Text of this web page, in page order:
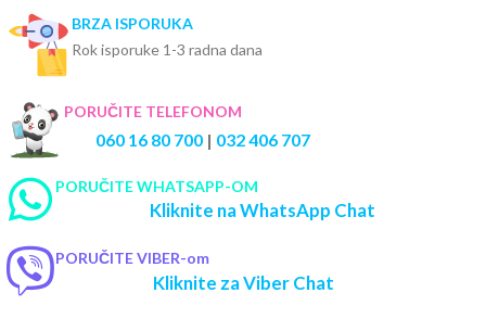
BRZA ISPORUKA
Rok isporuke 1-3 radna dana
PORUČITE TELEFONOM
060 16 80 700 | 032 406 707
PORUČITE WHATSAPP-OM
Kliknite na WhatsApp Chat
PORUČITE VIBER-om
Kliknite za Viber Chat